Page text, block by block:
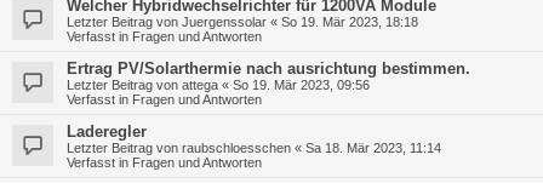
Welcher Hybridwechselrichter für 1200VA Module
Letzter Beitrag von Juergenssolar « So 19. Mär 2023, 18:18
Verfasst in Fragen und Antworten
Ertrag PV/Solarthermie nach ausrichtung bestimmen.
Letzter Beitrag von attega « So 19. Mär 2023, 09:56
Verfasst in Fragen und Antworten
Laderegler
Letzter Beitrag von raubschloesschen « Sa 18. Mär 2023, 11:14
Verfasst in Fragen und Antworten